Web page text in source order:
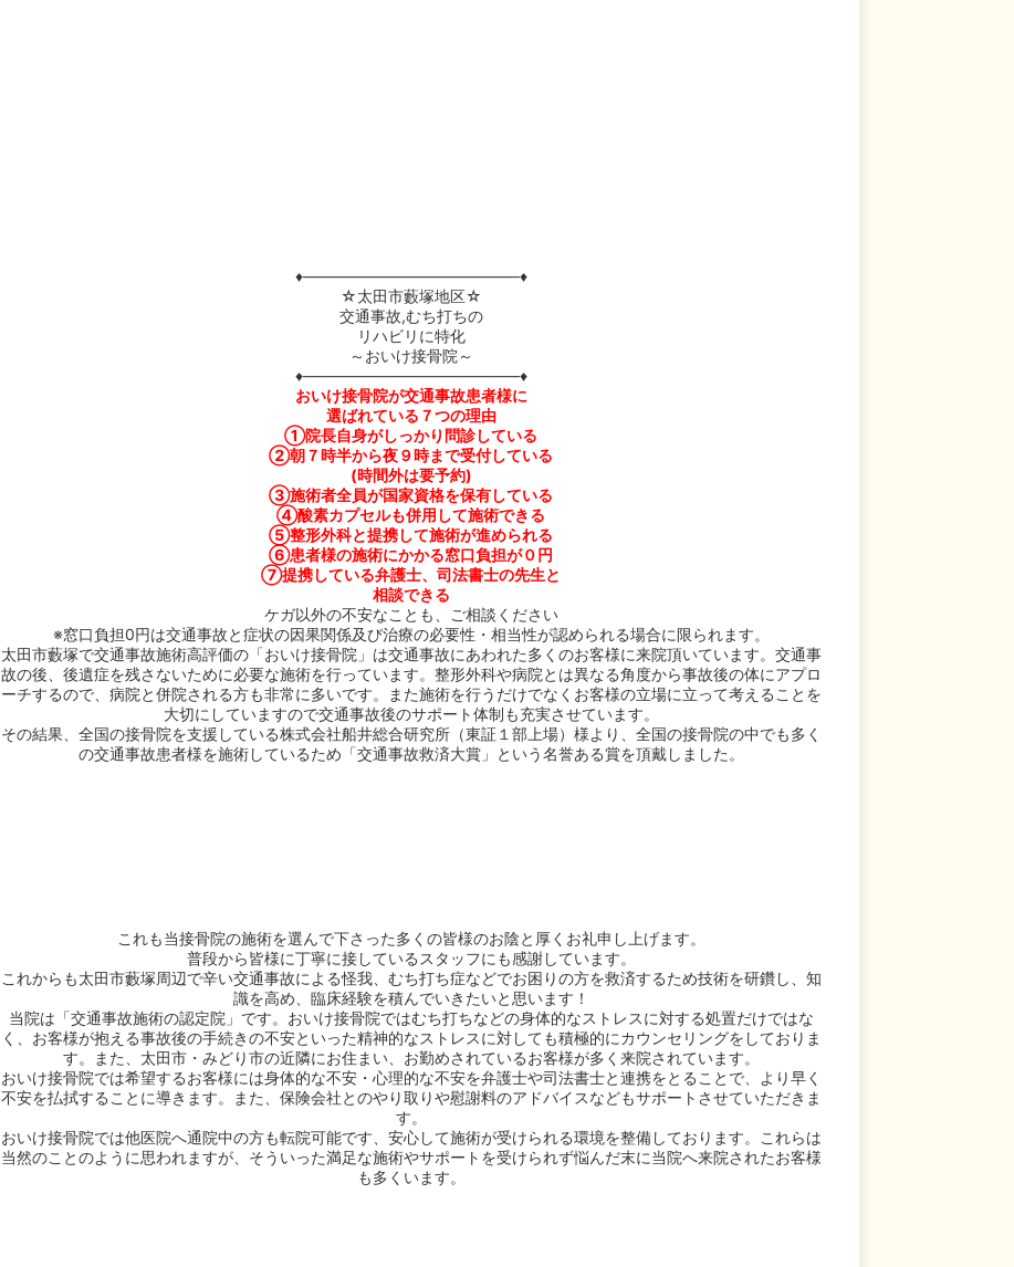
♦――――――――――――――♦
☆太田市藪塚地区☆
交通事故,むち打ちの
リハビリに特化
～おいけ接骨院～
♦――――――――――――――♦
おいけ接骨院が交通事故患者様に
選ばれている７つの理由
①院長自身がしっかり問診している
②朝７時半から夜９時まで受付している
(時間外は要予約)
③施術者全員が国家資格を保有している
④酸素カプセルも併用して施術できる
⑤整形外科と提携して施術が進められる
⑥患者様の施術にかかる窓口負担が０円
⑦提携している弁護士、司法書士の先生と
相談できる
ケガ以外の不安なことも、ご相談ください
※窓口負担0円は交通事故と症状の因果関係及び治療の必要性・相当性が認められる場合に限られます。
太田市藪塚で交通事故施術高評価の「おいけ接骨院」は交通事故にあわれた多くのお客様に来院頂いています。交通事
故の後、後遺症を残さないために必要な施術を行っています。整形外科や病院とは異なる角度から事故後の体にアプロ
ーチするので、病院と併院される方も非常に多いです。また施術を行うだけでなくお客様の立場に立って考えることを
大切にしていますので交通事故後のサポート体制も充実させています。
その結果、全国の接骨院を支援している株式会社船井総合研究所（東証１部上場）様より、全国の接骨院の中でも多く
の交通事故患者様を施術しているため「交通事故救済大賞」という名誉ある賞を頂戴しました。
これも当接骨院の施術を選んで下さった多くの皆様のお陰と厚くお礼申し上げます。
普段から皆様に丁寧に接しているスタッフにも感謝しています。
これからも太田市藪塚周辺で辛い交通事故による怪我、むち打ち症などでお困りの方を救済するため技術を研鑽し、知
識を高め、臨床経験を積んでいきたいと思います！
当院は「交通事故施術の認定院」です。おいけ接骨院ではむち打ちなどの身体的なストレスに対する処置だけではな
く、お客様が抱える事故後の手続きの不安といった精神的なストレスに対しても積極的にカウンセリングをしておりま
す。また、太田市・みどり市の近隣にお住まい、お勤めされているお客様が多く来院されています。
おいけ接骨院では希望するお客様には身体的な不安・心理的な不安を弁護士や司法書士と連携をとることで、より早く
不安を払拭することに導きます。また、保険会社とのやり取りや慰謝料のアドバイスなどもサポートさせていただきま
す。
おいけ接骨院では他医院へ通院中の方も転院可能です、安心して施術が受けられる環境を整備しております。これらは
当然のことのように思われますが、そういった満足な施術やサポートを受けられず悩んだ末に当院へ来院されたお客様
も多くいます。